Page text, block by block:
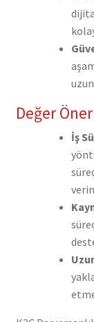
Değer
İş